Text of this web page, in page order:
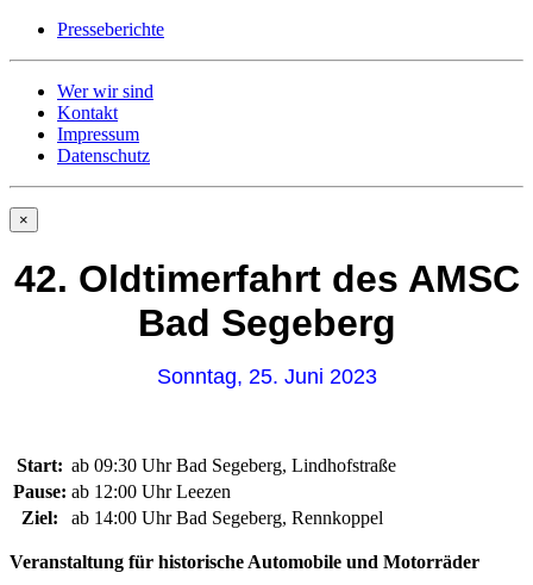
Presseberichte
Wer wir sind
Kontakt
Impressum
Datenschutz
×
42. Oldtimerfahrt des AMSC
Bad Segeberg
Sonntag, 25. Juni 2023
Start: ab 09:30 Uhr Bad Segeberg, Lindhofstraße
Pause: ab 12:00 Uhr Leezen
Ziel:
ab 14:00 Uhr Bad Segeberg, Rennkoppel
Veranstaltung für historische Automobile und Motorräder